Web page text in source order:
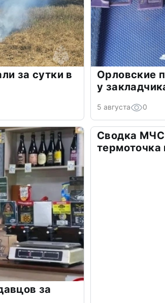
за сутки в
Орловские
у
5 августа 0
за
Сводка